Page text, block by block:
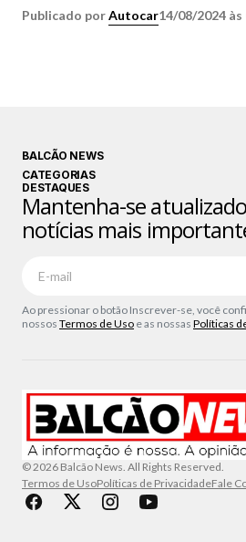
Publicado porAutocar14/08/2024 às
BALCÃO NEWS
CATEGORIAS
DESTAQUES
Mantenha-se
notícias mais
Ao pressionar o botão Inscrever-se, você
nossos Termos de Uso e as nossas Políticas
© 2026 Balcão News. All Rights Reserved.
Termos de UsoPolíticas de PrivacidadeFale